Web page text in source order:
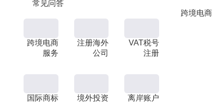
常见问答
跨境电商
跨境电商
服务
注册海外
公司
VAT税号
注册
国际商标
境外投资
离岸账户